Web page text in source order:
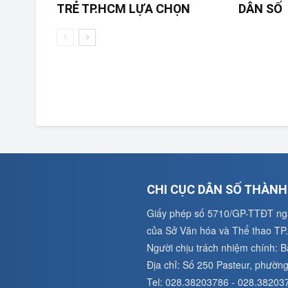
TRẺ TP.HCM LỰA CHỌN
DÂN SỐ
CHI CỤC DÂN SỐ
Giấy phép số 5710/GP-TTĐT
của Sở Văn hóa và Thể thao
Người chịu trách nhiệm chính:
Địa chỉ: Số 250 Pasteur,
Tel: 028.38203786 -